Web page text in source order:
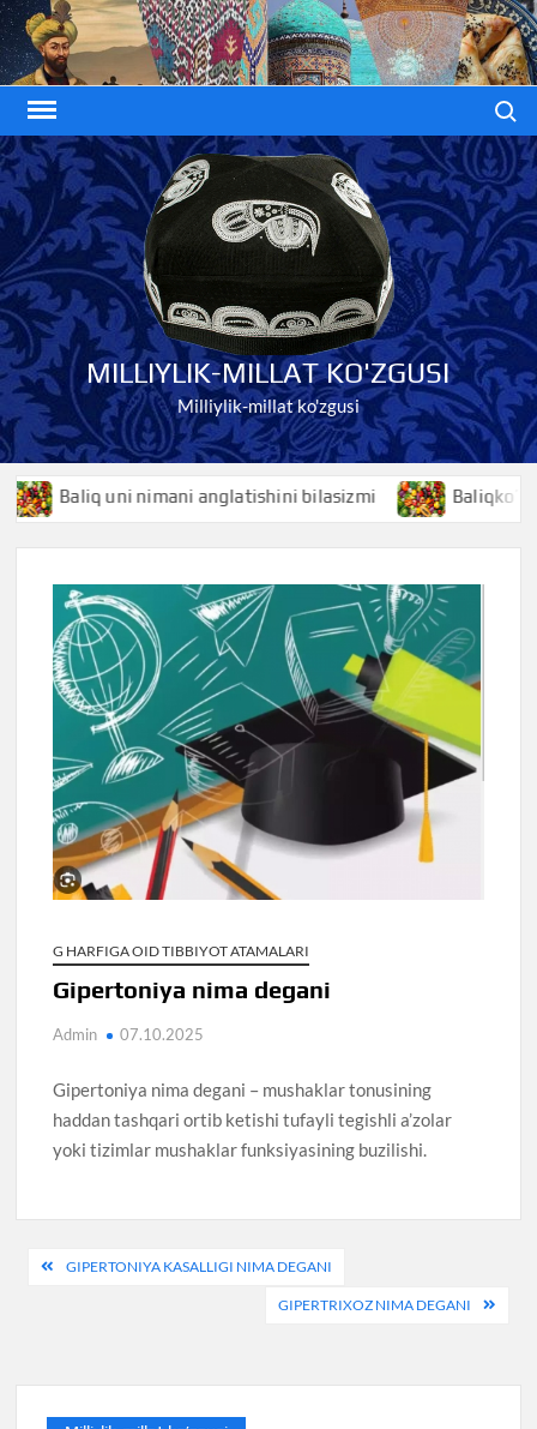
Skip
to
content
MILLIYLIK-MILLAT KO'ZGUSI
Milliylik-millat ko'zgusi
Baliq uni nimani anglatishini bilasizmi Baliqko’z
G HARFIGA OID TIBBIYOT ATAMALARI
Gipertoniya nima degani
Admin 07.10.2025
Gipertoniya nima degani – mushaklar tonusining
haddan tashqari ortib ketishi tufayli tegishli a’zolar
yoki tizimlar mushaklar funksiyasining buzilishi.
PostGIPERTONIYA KASALLIGI NIMA DEGANI
GIPERTRIXOZ NIMA DEGANI